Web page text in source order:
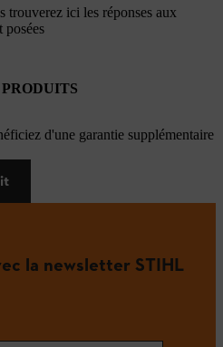
trouverez ici les réponses aux
posées
d'une garantie supplémentaire
la newsletter STIHL